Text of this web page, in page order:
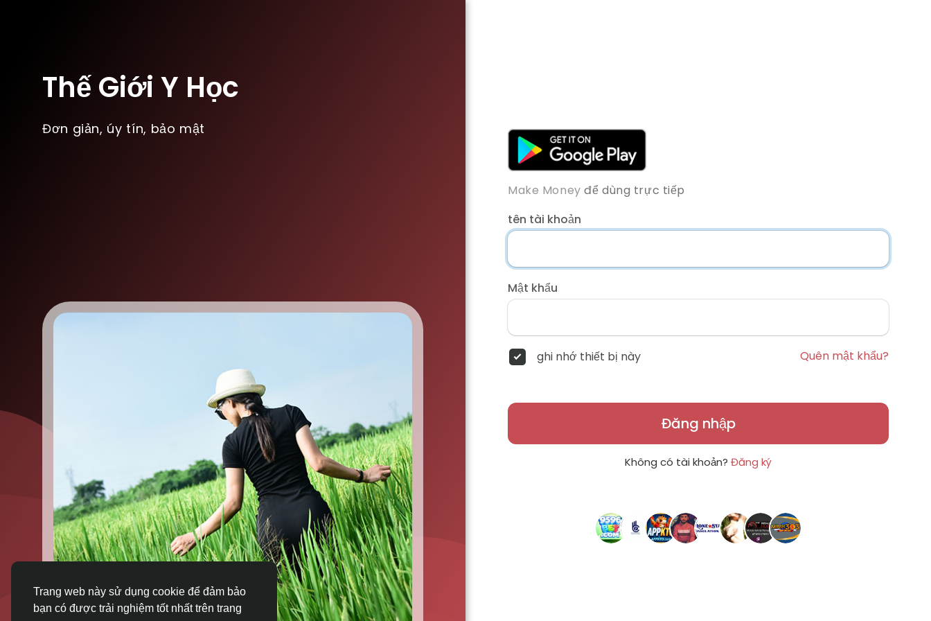
Trang web này sử dụng cookie để đảm bảo
bạn có được trải nghiệm tốt nhất trên trang
Thế Giới Y Học
Đơn giản, úy tín, bảo mật
Make Money để dùng trực tiếp
tên tài khoản
Mật khẩu
ghi nhớ thiết bị này Quên mật khẩu?
Đăng nhập
Không có tài khoản? Đăng ký